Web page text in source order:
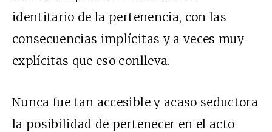
identitario de la pertenencia, con las
consecuencias implícitas y a veces muy
explícitas que eso conlleva.
Nunca fue tan accesible y acaso seductora
la posibilidad de pertenecer en el acto